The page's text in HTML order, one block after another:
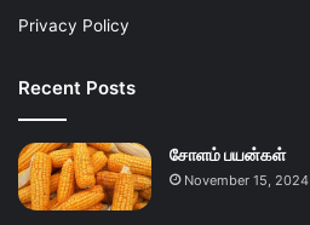
Privacy Policy
Recent Posts
சோளம் பயன்கள்
November 15, 2024